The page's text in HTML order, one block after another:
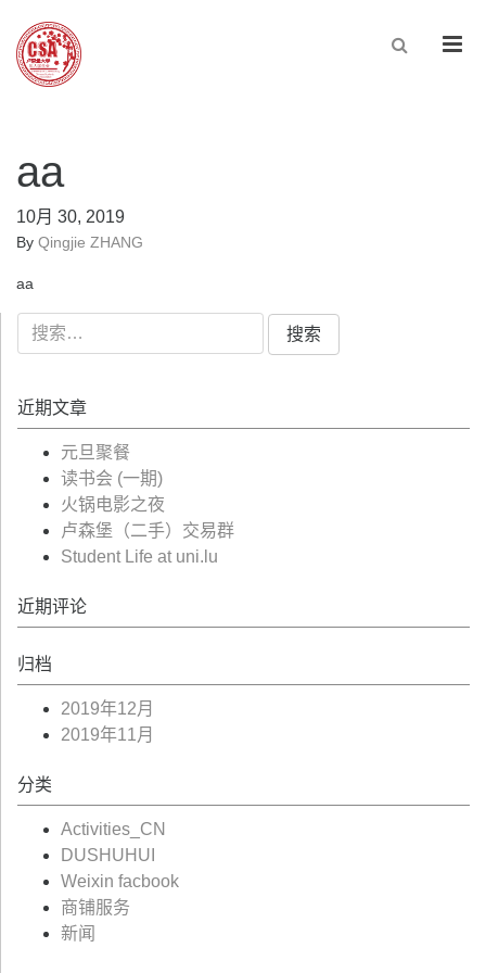
aa
10月 30, 2019
By Qingjie ZHANG
aa
搜
索：
近期文章
元旦聚餐
读书会 (一期)
火锅电影之夜
卢森堡（二手）交易群
Student Life at uni.lu
近期评论
归档
2019年12月
2019年11月
分类
Activities_CN
DUSHUHUI
Weixin facbook
商铺服务
新闻